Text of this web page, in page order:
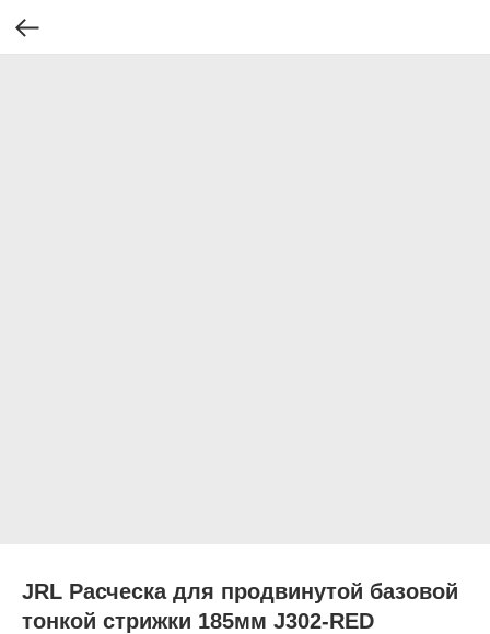
JRL Расческа для продвинутой базовой
тонкой стрижки 185мм J302-RED